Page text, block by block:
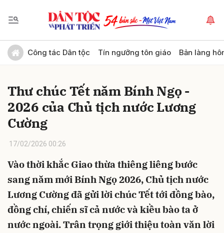
Công tác Dân tộc Tín ngưỡng tôn giáo Bản làng
Thư chúc Tết năm Bính Ngọ -
2026 của Chủ tịch nước Lương
Cường
17/02/2026 00:26
Vào thời khắc Giao thừa thiêng liêng bước
sang năm mới Bính Ngọ 2026, Chủ tịch nước
Lương Cường đã gửi lời chúc Tết tới đồng bào,
đồng chí, chiến sĩ cả nước và kiều bào ta ở
nước ngoài. Trân trọng giới thiệu toàn văn lời
Gửi bình luận